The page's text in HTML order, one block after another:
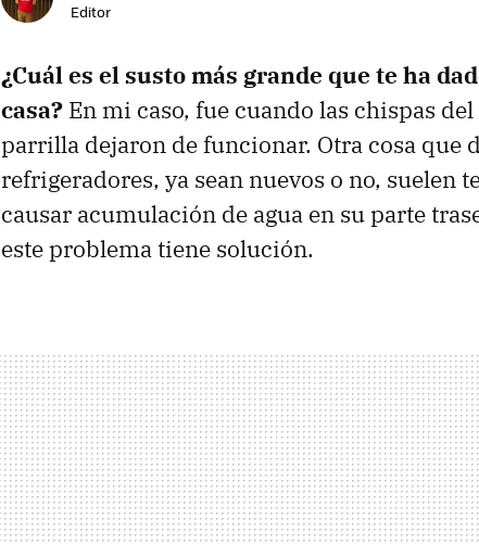
Editor
¿Cuál es el susto más grande que te ha
casa? En mi caso, fue cuando las chispas
parrilla dejaron de funcionar. Otra cosa que
refrigeradores, ya sean nuevos o no, suelen
causar acumulación de agua en su parte
este problema tiene solución.